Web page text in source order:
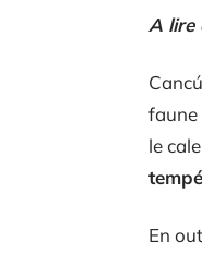
A lire
faune
le
En